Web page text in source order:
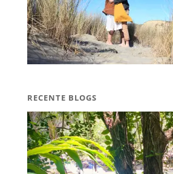
RECENTE BLOGS